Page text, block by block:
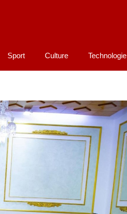
Sport Culture Technologie